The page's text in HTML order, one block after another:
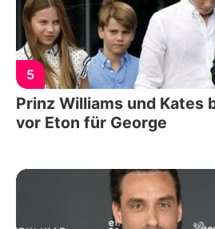
5
Prinz Williams und Kates
vor Eton für George